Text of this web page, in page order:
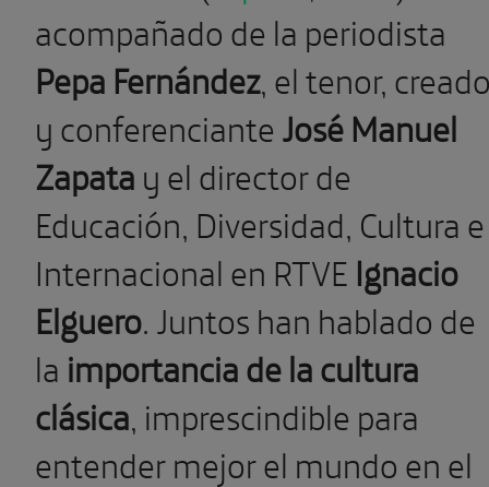
acompañado de la periodista
Pepa Fernández, el tenor,
y conferencianteJosé Manuel
Zapatay el director de
Educación, Diversidad, Cultura e
Internacional en RTVE Ignacio
Elguero. Juntos han hablado de
la importancia de la cultura
clásica, imprescindible para
entender mejor el mundo en el